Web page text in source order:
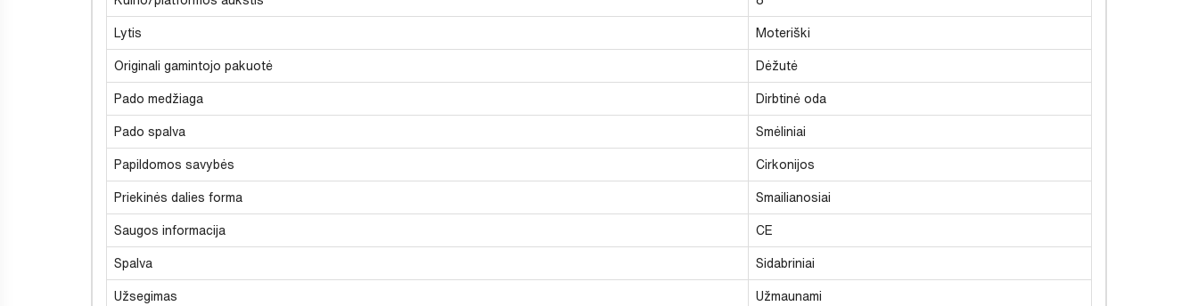
Lytis Moteriški
Originali gamintojo pakuotė Dėžutė
Pado medžiaga Dirbtinė oda
Pado spalva Smėliniai
Papildomos savybės Cirkonijos
Priekinės dalies forma Smailianosiai
Saugos informacija CE
Spalva Sidabriniai
Užsegimas Užmaunami